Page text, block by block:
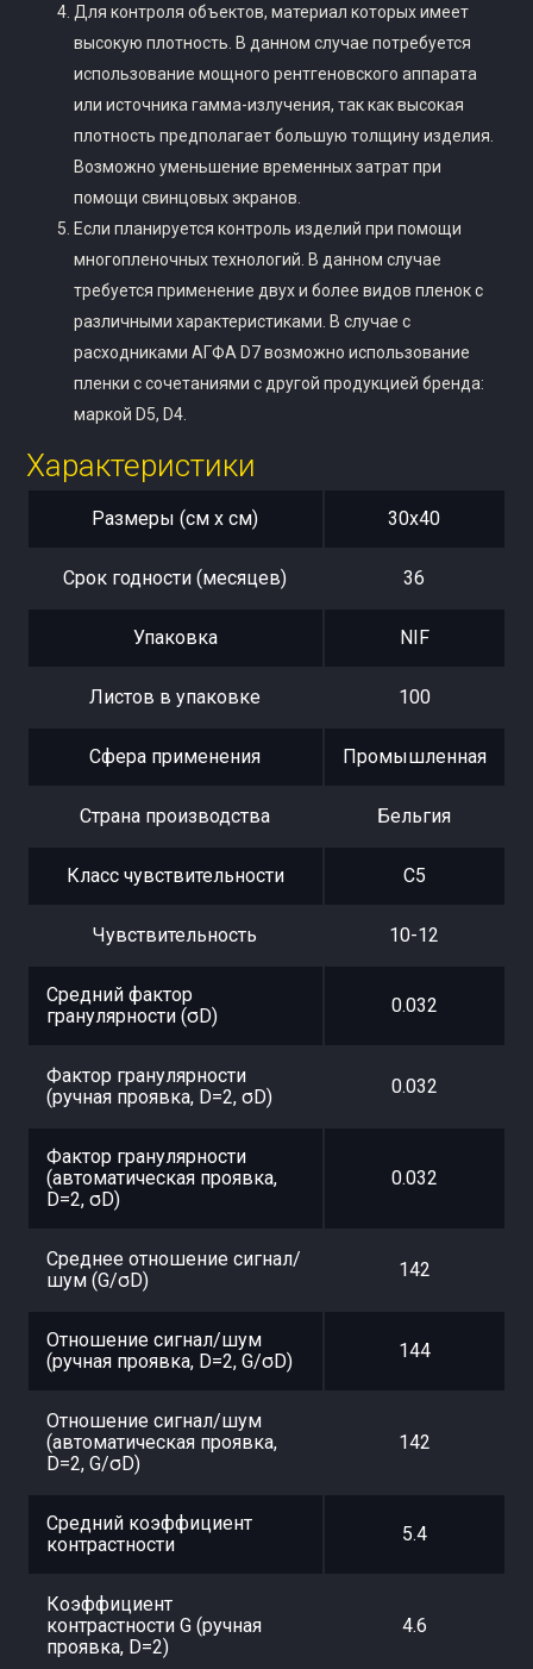
Для контроля объектов, материал которых имеет
высокую плотность. В данном случае потребуется
использование мощного рентгеновского аппарата
или источника гамма-излучения, так как высокая
плотность предполагает большую толщину изделия.
Возможно уменьшение временных затрат при
помощи свинцовых экранов.
Если планируется контроль изделий при помощи
многопленочных технологий. В данном случае
требуется применение двух и более видов пленок с
различными характеристиками. В случае с
расходниками АГФА D7 возможно использование
пленки с сочетаниями с другой продукцией бренда:
маркой D5, D4.
Характеристики
Размеры (см x см) 30х40
Срок годности (месяцев) 36
Упаковка NIF
Листов в упаковке 100
Сфера применения Промышленная
Страна производства Бельгия
Класс чувствительности С5
Чувствительность 10-12
Средний фактор
гранулярности (σD)
0.032
Фактор гранулярности
(ручная проявка, D=2, σD)
0.032
Фактор гранулярности
(автоматическая проявка,
D=2, σD)
0.032
Среднее отношение сигнал/
шум (G/σD)
142
Отношение сигнал/шум
(ручная проявка, D=2, G/σD)
144
Отношение сигнал/шум
(автоматическая проявка,
D=2, G/σD)
142
Средний коэффициент
контрастности
5.4
Коэффициент
контрастности G (ручная
проявка, D=2)
4.6